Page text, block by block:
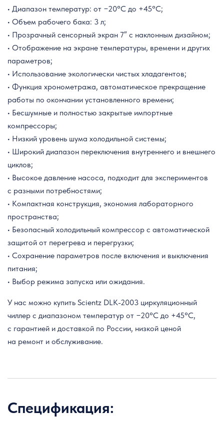
• Диапазон температур: от −20°C до +45°C;
• Объем рабочего бака: 3 л;
• Прозрачный сенсорный экран 7″ с наклонным дизайном;
• Отображение на экране температуры, времени и других
параметров;
• Использование экологически чистых хладагентов;
• Функция хронометража, автоматическое прекращение
работы по окончании установленного времени;
• Бесшумные и полностью закрытые импортные
компрессоры;
• Низкий уровень шума холодильной системы;
• Широкий диапазон переключения внутреннего и внешнего
циклов;
• Высокое давление насоса, подходит для экспериментов
с разными потребностями;
• Компактная конструкция, экономия лабораторного
пространства;
• Безопасный холодильный компрессор с автоматической
защитой от перегрева и перегрузки;
• Сохранение параметров после включения и выключения
питания;
• Выбор режима запуска или ожидания.
У нас можно купить Scientz DLK-2003 циркуляционный
чиллер с диапазоном температур от −20°C до +45°C,
с гарантией и доставкой по России, низкой ценой
на ремонт и обслуживание.
Спецификация: